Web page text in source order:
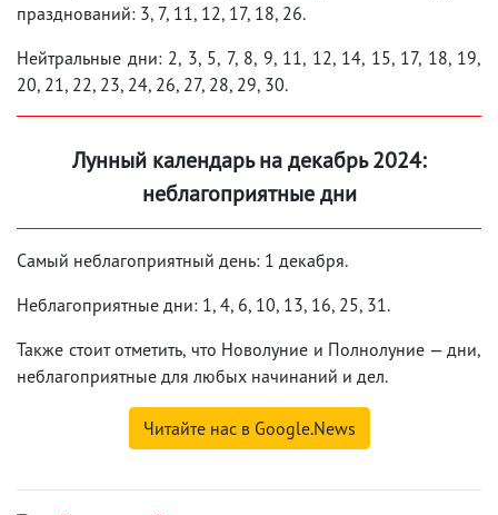
празднований: 3, 7, 11, 12, 17, 18, 26.
Нейтральные дни: 2, 3, 5, 7, 8, 9, 11, 12, 14, 15, 17, 18, 19,
20, 21, 22, 23, 24, 26, 27, 28, 29, 30.
Лунный календарь на декабрь 2024:
неблагоприятные дни
Самый неблагоприятный день: 1 декабря.
Неблагоприятные дни: 1, 4, 6, 10, 13, 16, 25, 31.
Также стоит отметить, что Новолуние и Полнолуние — дни,
неблагоприятные для любых начинаний и дел.
Читайте нас в Google.News